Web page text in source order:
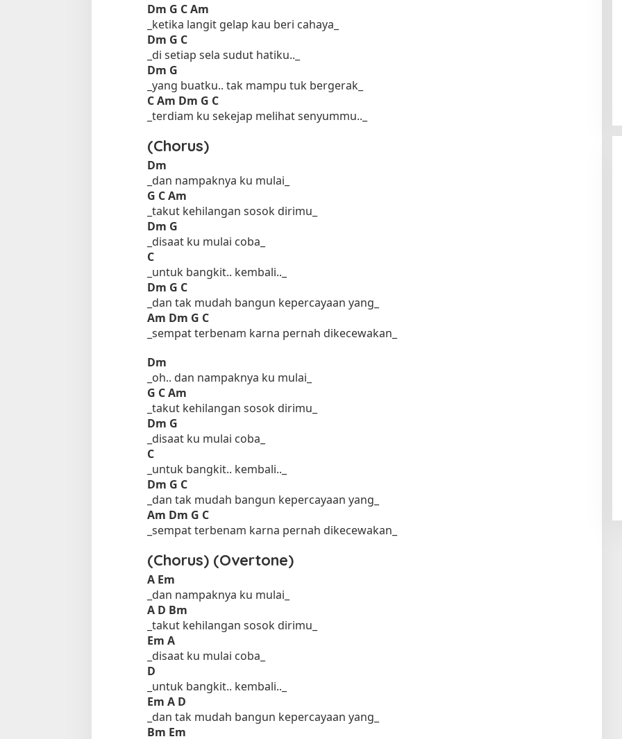
Dm G CAm
_ketika langit gelap kau beri cahaya_
Dm G C
_di setiap sela sudut hatiku.._
Dm G
_yang buatku.. tak mampu tuk bergerak_
CAm Dm G C
_terdiam ku sekejap melihat senyummu.._
(Chorus)
Dm
_dan nampaknya ku mulai_
G CAm
_takut kehilangan sosok dirimu_
Dm G
_disaat ku mulai coba_
C
_untuk bangkit.. kembali.._
Dm G C
_dan tak mudah bangun kepercayaan yang_
Am Dm G C
_sempat terbenam karna pernah dikecewakan_
Dm
_oh.. dan nampaknya ku mulai_
G CAm
_takut kehilangan sosok dirimu_
Dm G
_disaat ku mulai coba_
C
_untuk bangkit.. kembali.._
Dm G C
_dan tak mudah bangun kepercayaan yang_
Am Dm G C
_sempat terbenam karna pernah dikecewakan_
(Chorus) (Overtone)
A Em
_dan nampaknya ku mulai_
A D Bm
_takut kehilangan sosok dirimu_
Em A
_disaat ku mulai coba_
D
_untuk bangkit.. kembali.._
Em A D
_dan tak mudah bangun kepercayaan yang_
Bm Em